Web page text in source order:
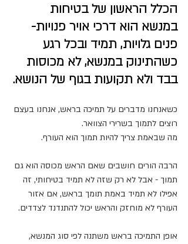
הכלל הראשון של בטיחות
במנשא הוא דרכי אויר פנויות-
פנים גלויות, תמיד ובכל רגע
כשהתינוק במנשא, לא מכוסות
בבד ולא תקועות בגוף של הנושא.
כשאנחנו מדברים על תמיכה בראש, אנחנו בעצם
רוצים לתמוך בשרירי הצוואר.
מה שבאמת צריך להיות תמוך הוא העורף.
הרבה הורים חושבים שאם הראש מכוסה הוא גם
תמוך - אבל לא רק שזה לא תמיד בטיחותי, זה
אפילו לא תמיד באמת תומך בראש, אם אזור
העורף לא מוחזק והראש יכול להתנדנד לצדדים.
אופן התמיכה בראש משתנה לפי סוג המנשא,